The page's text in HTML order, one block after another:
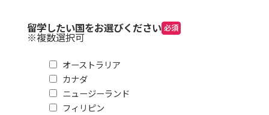
留学したい国をお選びください 必須
※複数選択可
オーストラリア
カナダ
ニュージーランド
フィリピン